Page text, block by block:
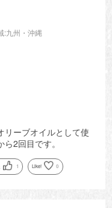
:九州・沖縄
リーブオイルとして使
2回目です。
1 Like! 0